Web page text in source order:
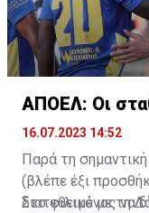
ΑΠΟΕΛ: Οι
16.07.2023 14:52
Παρά τη
(βλέπε έξι
διατεθειμένος να
Στο φιλικό με τη